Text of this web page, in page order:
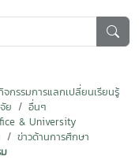
จกรรมการแลกเปลี่ยนเรียนรู้
ย
อื่นๆ
& University
ข่าวด้านการศึกษา